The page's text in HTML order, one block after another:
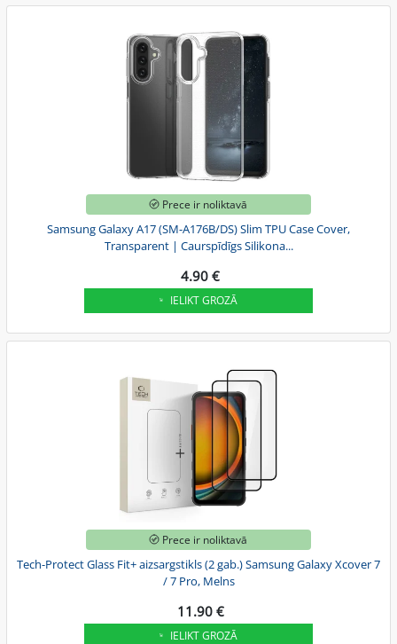
Prece ir noliktavā
Samsung Galaxy A17 (SM-A176B/DS) Slim TPU Case Cover,
Transparent | Caurspīdīgs Silikona...
4.90 €
IELIKT GROZĀ
Prece ir noliktavā
Tech-Protect Glass Fit+ aizsargstikls (2 gab.) Samsung Galaxy Xcover 7
/ 7 Pro, Melns
11.90 €
IELIKT GROZĀ